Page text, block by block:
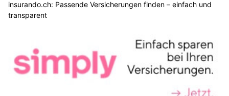
Ottikon ZH: 22-Jähriger nach Raserei mit Auto
überschlagen – in Lebensgefahr
Bei einem Selbstunfall eines Automobilisten hat sich dieser
am frühen Sonntagmorgen (26.07.2026) in Ottikon
(Gemeinde Gossau) lebensbedrohliche Verletzungen
zugezogen.
Der 22-jährige Schweizer musste mit einem Rettungshelikopter